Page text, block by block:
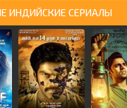
ИНДИЙСКИЕ СЕРИАЛЫ